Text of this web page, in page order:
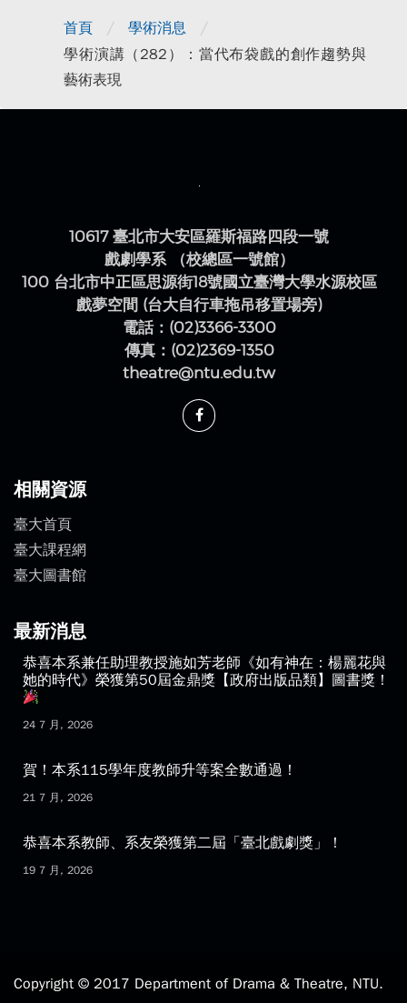
首頁 / 學術消息 /
學術演講（282）：當代布袋戲的創作趨勢與
藝術表現
10617 臺北市大安區羅斯福路四段一號
戲劇學系 （校總區一號館）
100 台北市中正區思源街18號國立臺灣大學水源校區
戲夢空間 (台大自行車拖吊移置場旁)
電話：(02)3366-3300
傳真：(02)2369-1350
theatre@ntu.edu.tw
相關資源
臺大首頁
臺大課程網
臺大圖書館
最新消息
恭喜本系兼任助理教授施如芳老師《如有神在：楊麗花與
她的時代》榮獲第50屆金鼎獎【政府出版品類】圖書獎！
24 7 月, 2026
賀！本系115學年度教師升等案全數通過！
21 7 月, 2026
恭喜本系教師、系友榮獲第二屆「臺北戲劇獎」！
19 7 月, 2026
Copyright © 2017 Department of Drama & Theatre, NTU.